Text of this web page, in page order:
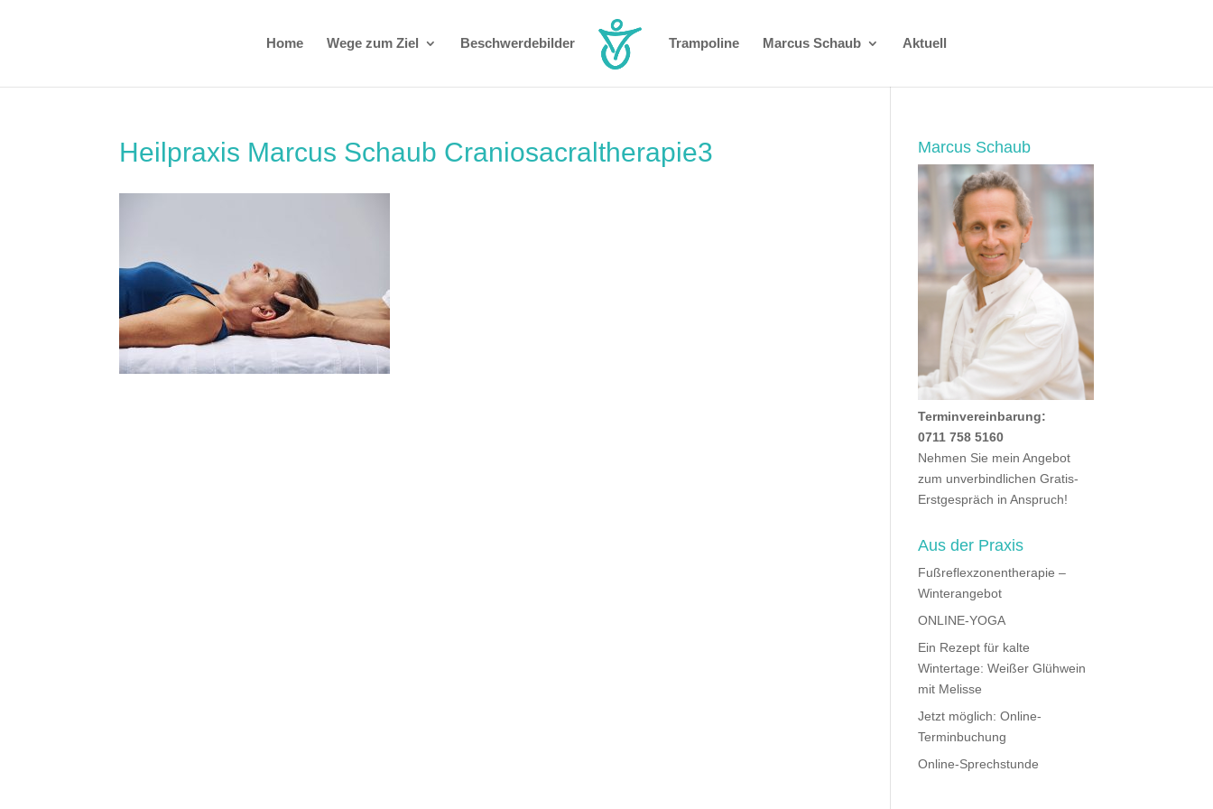
Home Wege zum Ziel Beschwerdebilder Trampoline Marcus Schaub Aktuell
Heilpraxis Marcus Schaub Craniosacraltherapie3 Marcus Schaub
Terminvereinbarung:
0711 758 5160
Nehmen Sie mein Angebot
zum unverbindlichen Gratis-
Erstgespräch in Anspruch!
Aus der Praxis
Fußreflexzonentherapie –
Winterangebot
ONLINE-YOGA
Ein Rezept für kalte
Wintertage: Weißer Glühwein
mit Melisse
Jetzt möglich: Online-
Terminbuchung
Online-Sprechstunde